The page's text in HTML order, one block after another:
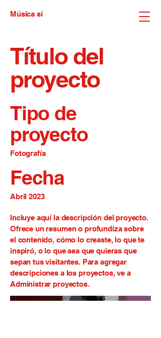
Música sí
Título del
proyecto
Tipo de
proyecto
Fotografía
Fecha
Abril 2023
Incluye aquí la descripción del proyecto.
Ofrece un resumen o profundiza sobre
el contenido, cómo lo creaste, lo que te
inspiró, o lo que sea que quieras que
sepan tus visitantes. Para agregar
descripciones a los proyectos, ve a
Administrar proyectos.